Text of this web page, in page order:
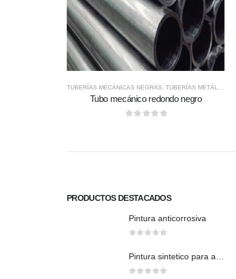
TUBERÍAS MECÁNICAS NEGRAS, TUBERÍAS METÁLICAS
Tubo mecánico redondo negro
PRODUCTOS DESTACADOS
Pintura anticorrosiva
Pintura sintetico para auto brillante